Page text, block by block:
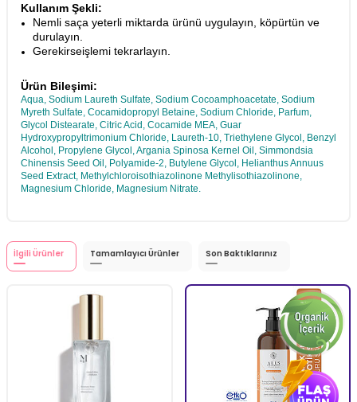
Kullanım Şekli:
Nemli saça yeterli miktarda ürünü uygulayın, köpürtün ve
durulayın.
Gerekirseişlemi tekrarlayın.
Ürün Bileşimi:
Aqua, Sodium Laureth Sulfate, Sodium Cocoamphoacetate, Sodium
Myreth Sulfate, Cocamidopropyl Betaine, Sodium Chloride, Parfum,
Glycol Distearate, Citric Acid, Cocamide MEA, Guar
Hydroxypropyltrimonium Chloride, Laureth-10, Triethylene Glycol, Benzyl
Alcohol, Propylene Glycol, Argania Spinosa Kernel Oil, Simmondsia
Chinensis Seed Oil, Polyamide-2, Butylene Glycol, Helianthus Annuus
Seed Extract, Methylchloroisothiazolinone Methylisothiazolinone,
Magnesium Chloride, Magnesium Nitrate.
İlgili Ürünler Tamamlayıcı Ürünler Son Baktıklarınız